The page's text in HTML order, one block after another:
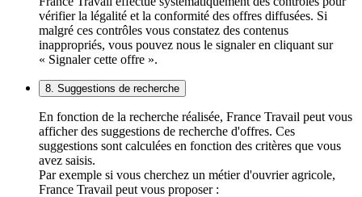
vérifier la légalité et la conformité des offres diffusées. Si
malgré ces contrôles vous constatez des contenus
inappropriés, vous pouvez nous le signaler en cliquant sur
« Signaler cette offre ».
8. Suggestions de recherche
En fonction de la recherche réalisée, France Travail peut vous
afficher des suggestions de recherche d'offres. Ces
suggestions sont calculées en fonction des critères que vous
avez saisis.
Par exemple si vous cherchez un métier d'ouvrier agricole,
France Travail peut vous proposer :